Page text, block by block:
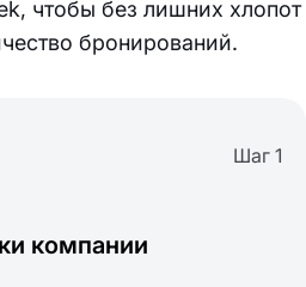
чтобы без лишних хлопот
бронирований.
Шаг 1
компании